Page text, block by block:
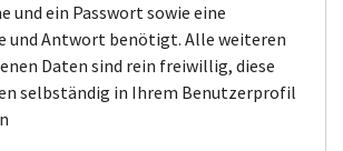
und ein Passwort sowie eine
und Antwort benötigt. Alle weiteren
Daten sind rein freiwillig, diese
selbständig in Ihrem Benutzerprofil